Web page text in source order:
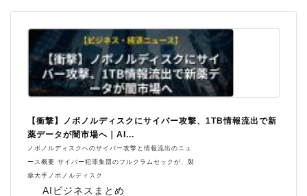
AIビジネスまとめ
【衝撃】ノボノルディスクにサイバー攻撃、1TB情報流出で新
薬データが闇市場へ｜AI...
ノボノルディスクへのサイバー攻撃と情報流出のニュ
ース概要 サイバー犯罪集団のフルクラムセックが、製
薬大手ノボノルディスク